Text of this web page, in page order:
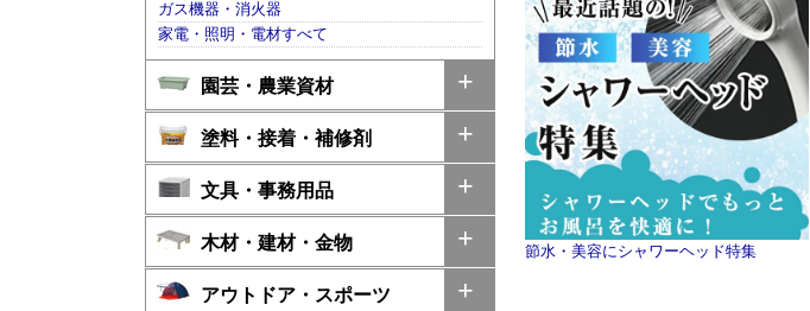
ガス機器・消火器
家電・照明・電材すべて
園芸・農業資材
塗料・接着・補修剤
文具・事務用品
木材・建材・金物
アウトドア・スポーツ
節水・美容にシャワーヘッド特集